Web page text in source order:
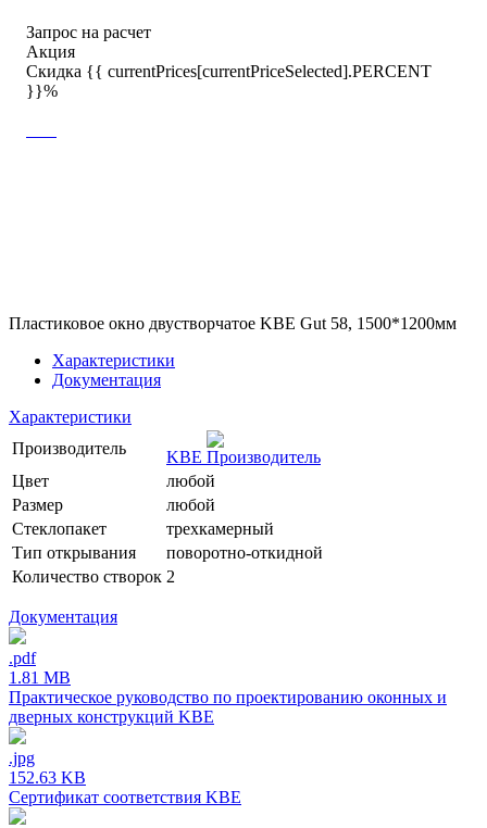
Запрос на расчет
Акция
Скидка {{ currentPrices[currentPriceSelected].PERCENT
}}%
Пластиковое окно двустворчатое KBE Gut 58, 1500*1200мм
Характеристики
Документация
Характеристики
Производитель
KBE
Цвет
любой
Размер
любой
Стеклопакет
трехкамерный
Тип открывания
поворотно-откидной
Количество створок 2
Документация
.pdf
1.81 MB
Практическое руководство по проектированию оконных и
дверных конструкций KBE
.jpg
152.63 KB
Сертификат соответствия KBE